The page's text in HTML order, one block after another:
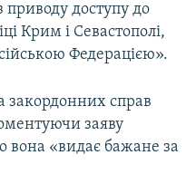
приводу доступу до
Крим і Севастополі,
Федерацією».
закордонних справ
заяву
вона «видає бажане за